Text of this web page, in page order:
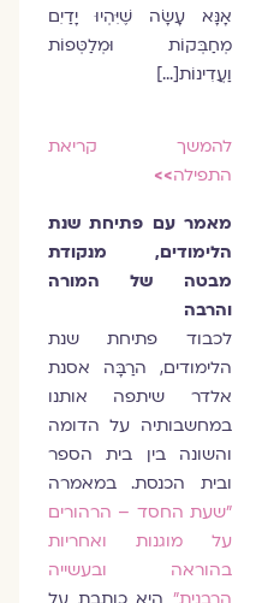
אָנָּא עָשָׂה שֶׁיִּהְיוּ יָדַיִם
מְחַבְּקוֹת וּמְלַטְּפוֹת
וַעֲדִינוֹת[…]
להמשך קריאת
התפילה>>
מאמר עם פתיחת שנת
הלימודים, מנקודת
מבטה של המורה
והרבה
לכבוד פתיחת שנת
הלימודים, הרַבָּה אסנת
אלדר שיתפה אותנו
במחשבותיה על הדומה
והשונה בין בית הספר
ובית הכנסת. במאמרה
"שעת החסד – הרהורים
על מוגנות ואחריות
בהוראה ובעשייה
הרבנית"היא כותבת על